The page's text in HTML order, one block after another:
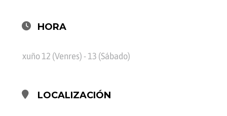
HORA
xuño 12 (Venres) - 13 (Sábado)
LOCALIZACIÓN